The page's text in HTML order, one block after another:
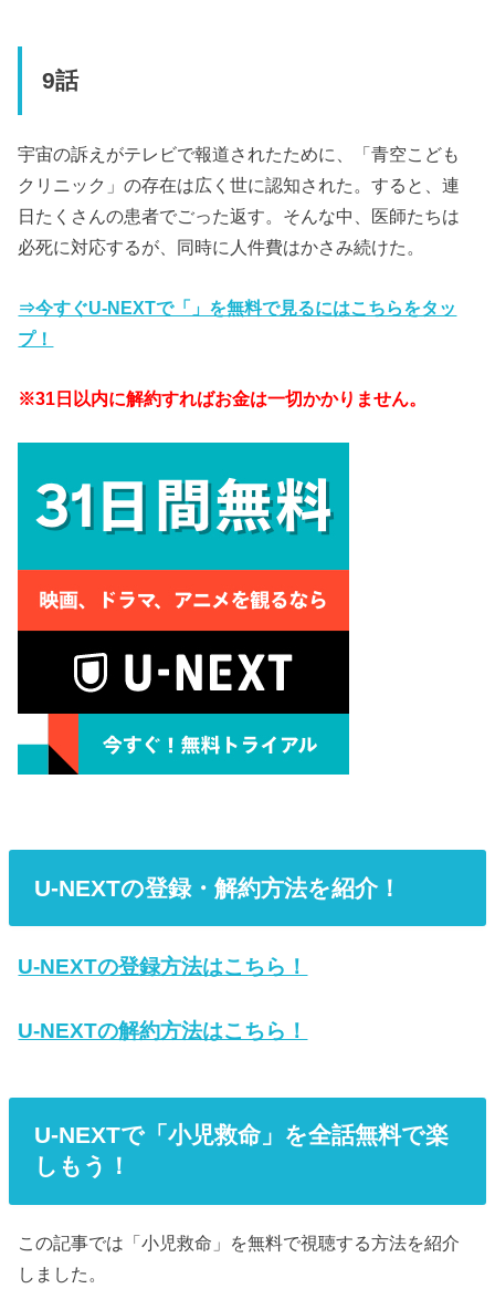
9話
宇宙の訴えがテレビで報道されたために、「青空こども
クリニック」の存在は広く世に認知された。すると、連
日たくさんの患者でごった返す。そんな中、医師たちは
必死に対応するが、同時に人件費はかさみ続けた。
⇒今すぐU-NEXTで「」を無料で見るにはこちらをタッ
プ！
※31日以内に解約すればお金は一切かかりません。
U-NEXTの登録・解約方法を紹介！
U-NEXTの登録方法はこちら！
U-NEXTの解約方法はこちら！
U-NEXTで「小児救命」を全話無料で楽
しもう！
この記事では「小児救命」を無料で視聴する方法を紹介
しました。